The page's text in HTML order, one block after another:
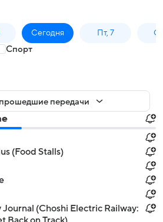
Сегодня Пт, 7
Спорт
передачи
(Food Stalls)
Journal (Choshi Electric Railway: